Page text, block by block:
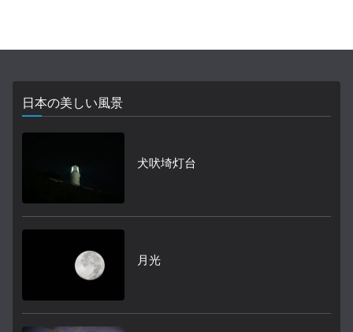
日本の美しい風景
犬吠埼灯台
月光